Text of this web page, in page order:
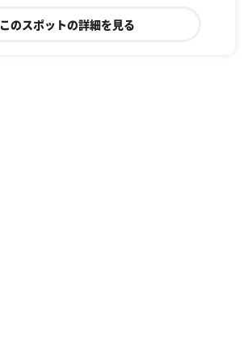
このスポットの詳細を見る